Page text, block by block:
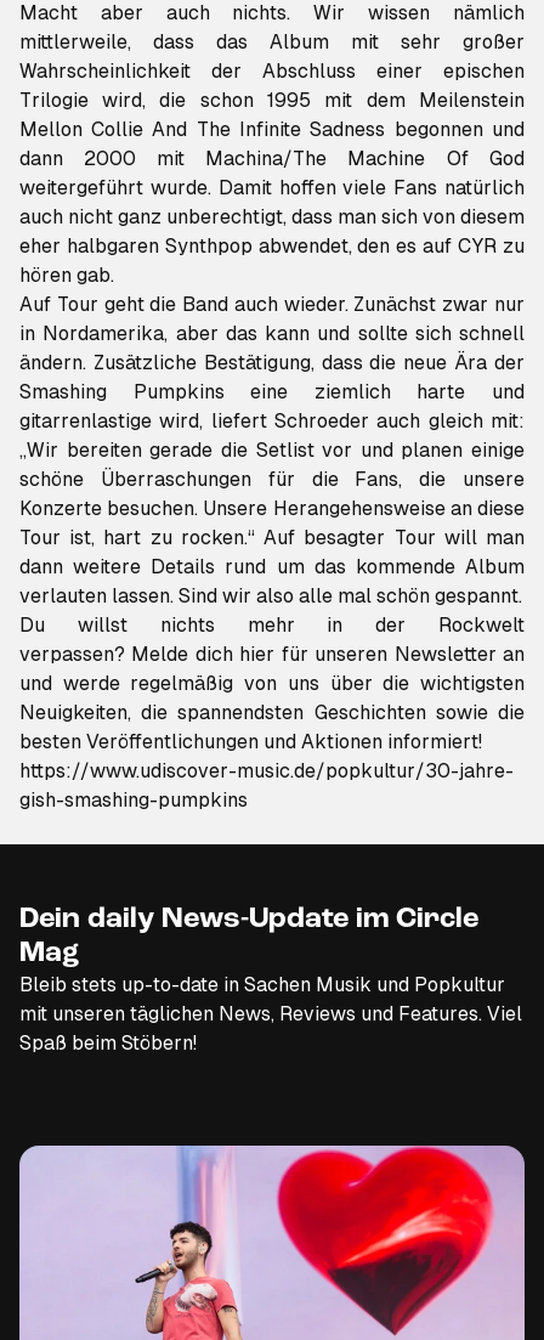
Macht aber auch nichts. Wir wissen nämlich
mittlerweile, dass das Album mit sehr großer
Wahrscheinlichkeit der Abschluss einer epischen
Trilogie wird, die schon 1995 mit dem Meilenstein
Mellon Collie And The Infinite Sadness begonnen und
dann 2000 mit Machina/The Machine Of God
weitergeführt wurde. Damit hoffen viele Fans natürlich
auch nicht ganz unberechtigt, dass man sich von diesem
eher halbgaren Synthpop abwendet, den es auf CYR zu
hören gab.
Auf Tour geht die Band auch wieder. Zunächst zwar nur
in Nordamerika, aber das kann und sollte sich schnell
ändern. Zusätzliche Bestätigung, dass die neue Ära der
Smashing Pumpkins eine ziemlich harte und
gitarrenlastige wird, liefert Schroeder auch gleich mit:
„Wir bereiten gerade die Setlist vor und planen einige
schöne Überraschungen für die Fans, die unsere
Konzerte besuchen. Unsere Herangehensweise an diese
Tour ist, hart zu rocken.“ Auf besagter Tour will man
dann weitere Details rund um das kommende Album
verlauten lassen. Sind wir also alle mal schön gespannt.
Du willst nichts mehr in der Rockwelt
verpassen? Melde dich hier für unseren Newsletter an
und werde regelmäßig von uns über die wichtigsten
Neuigkeiten, die spannendsten Geschichten sowie die
besten Veröffentlichungen und Aktionen informiert!
https://www.udiscover-music.de/popkultur/30-jahre-
gish-smashing-pumpkins
Dein daily News-Update im Circle
Mag
Bleib stets up-to-date in Sachen Musik und Popkultur
mit unseren täglichen News, Reviews und Features. Viel
Spaß beim Stöbern!